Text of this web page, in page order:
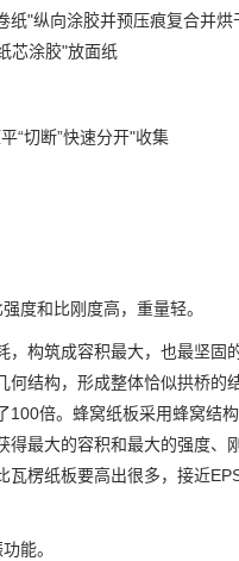
纸"纵向涂胶并预压痕复合并烘
芯涂胶"放面纸
“切断”快速分开"收集
度和比刚度高，重量轻。
，构筑成容积最大，也最坚固
何结构，形成整体恰似拱桥的
100倍。蜂窝纸板采用蜂窝结
得最大的容积和最大的强度、
瓦楞纸板要高出很多，接近
能。